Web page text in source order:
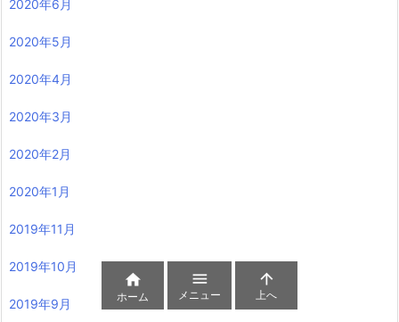
2020年6月
2020年5月
2020年4月
2020年3月
2020年2月
2020年1月
2019年11月
2019年10月
2019年9月

ホーム

メニュー

上へ